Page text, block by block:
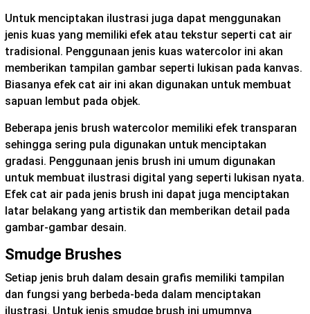
Untuk menciptakan ilustrasi juga dapat menggunakan
jenis kuas yang memiliki efek atau tekstur seperti cat air
tradisional. Penggunaan jenis kuas watercolor ini akan
memberikan tampilan gambar seperti lukisan pada kanvas.
Biasanya efek cat air ini akan digunakan untuk membuat
sapuan lembut pada objek.
Beberapa jenis brush watercolor memiliki efek transparan
sehingga sering pula digunakan untuk menciptakan
gradasi. Penggunaan jenis brush ini umum digunakan
untuk membuat ilustrasi digital yang seperti lukisan nyata.
Efek cat air pada jenis brush ini dapat juga menciptakan
latar belakang yang artistik dan memberikan detail pada
gambar-gambar desain.
Smudge Brushes
Setiap jenis bruh dalam desain grafis memiliki tampilan
dan fungsi yang berbeda-beda dalam menciptakan
ilustrasi. Untuk jenis smudge brush ini umumnya